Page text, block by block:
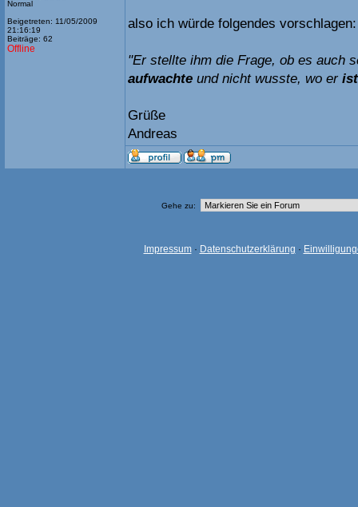
Normal
Beigetreten: 11/05/2009
21:16:19
Beiträge: 62
Offline
also ich würde folgendes vorschlagen:
"Er stellte ihm die Frage, ob es auch
aufwachte und nicht wusste, wo er ist
Grüße
Andreas
Gehe zu:
Impressum· Datenschutzerklärung ·